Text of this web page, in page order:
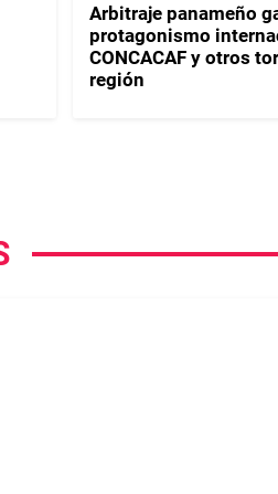
Arbitraje panameño
protagonismo
CONCACAF y otros
región